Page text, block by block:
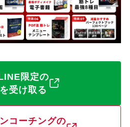
限定の
受け取る
コーチングの